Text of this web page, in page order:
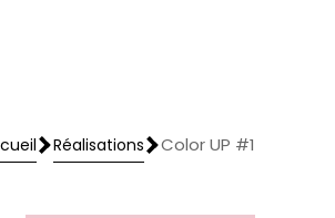
Réalisations
Réalisations
Color UP #1